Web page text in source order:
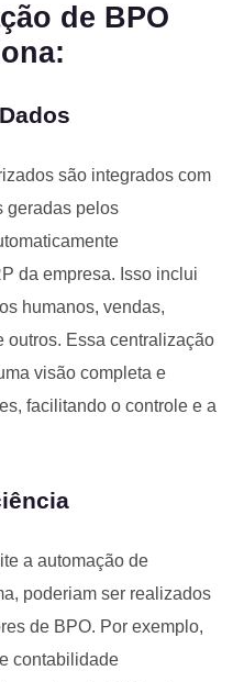
de BPO
são integrados com
geradas pelos
da empresa. Isso inclui
humanos, vendas,
outros. Essa centralização
visão completa e
facilitando o controle e a
a automação de
poderiam ser realizados
de BPO. Por exemplo,
contabilidade